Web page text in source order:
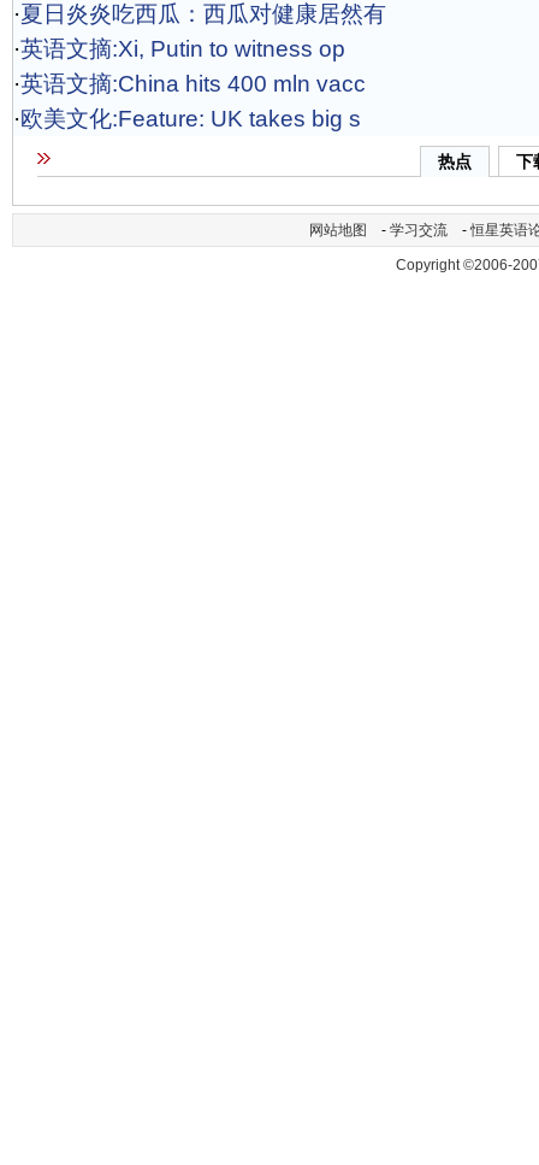
·夏日炎炎吃西瓜：西瓜对健康居然有
·英语文摘:Xi, Putin to witness op
·英语文摘:China hits 400 mln vacc
·欧美文化:Feature: UK takes big s
热点 下
网站地图 - 学习交流 -恒星英语
Copyright ©2006-